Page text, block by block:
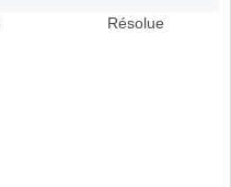
Résolue